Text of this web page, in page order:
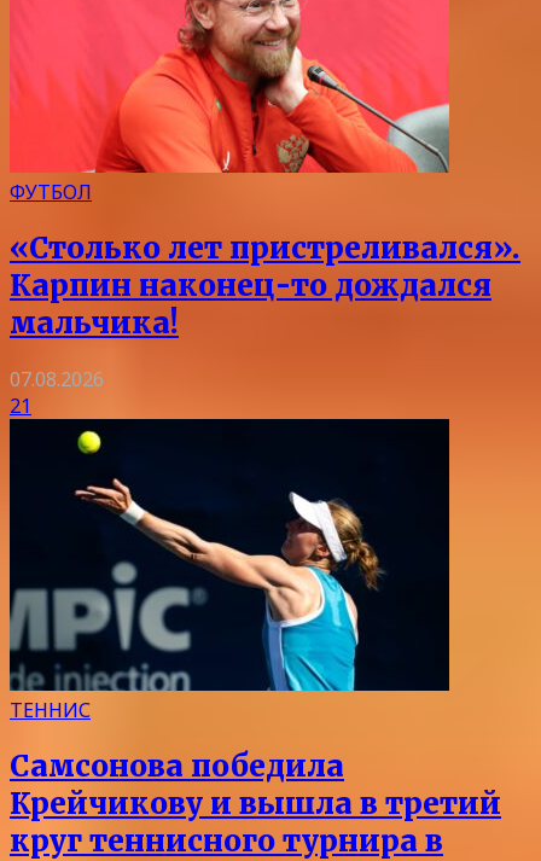
ФУТБОЛ
«Столько лет пристреливался».
Карпин наконец-то дождался
мальчика!
07.08.2026
21
ТЕННИС
Самсонова победила
Крейчикову и вышла в третий
круг теннисного турнира в